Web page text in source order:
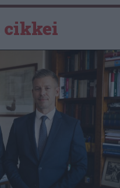
cikkei